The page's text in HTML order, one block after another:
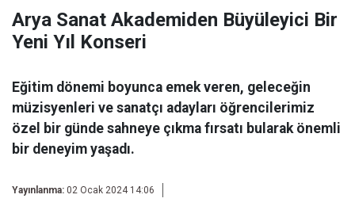
Arya Sanat Akademiden Büyüleyici Bir
Yeni Yıl Konseri
Eğitim dönemi boyunca emek veren, geleceğin
müzisyenleri ve sanatçı adayları öğrencilerimiz
özel bir günde sahneye çıkma fırsatı bularak önemli
bir deneyim yaşadı.
Yayınlanma: 02 Ocak 2024 14:06